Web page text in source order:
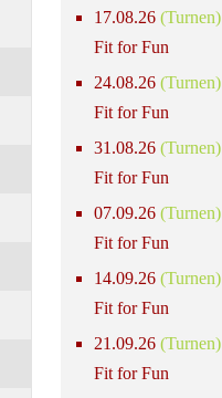
17.08.26 (Turnen)
Fit for Fun
24.08.26 (Turnen)
Fit for Fun
31.08.26 (Turnen)
Fit for Fun
07.09.26 (Turnen)
Fit for Fun
14.09.26 (Turnen)
Fit for Fun
21.09.26 (Turnen)
Fit for Fun